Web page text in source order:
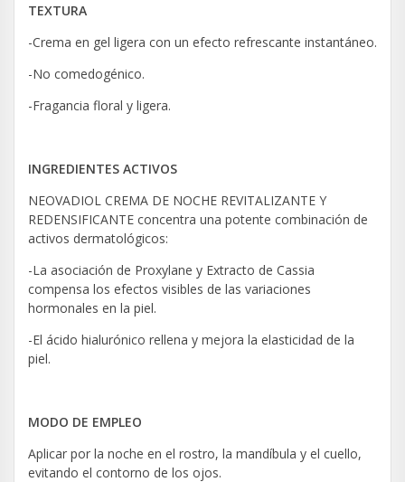
TEXTURA
-Crema en gel ligera con un efecto refrescante instantáneo.
-No comedogénico.
-Fragancia floral y ligera.
INGREDIENTES ACTIVOS
NEOVADIOL CREMA DE NOCHE REVITALIZANTE Y
REDENSIFICANTE concentra una potente combinación de
activos dermatológicos:
-La asociación de Proxylane y Extracto de Cassia
compensa los efectos visibles de las variaciones
hormonales en la piel.
-El ácido hialurónico rellena y mejora la elasticidad de la
piel.
MODO DE EMPLEO
Aplicar por la noche en el rostro, la mandíbula y el cuello,
evitando el contorno de los ojos.